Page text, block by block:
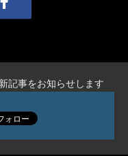
記事をお知らせします